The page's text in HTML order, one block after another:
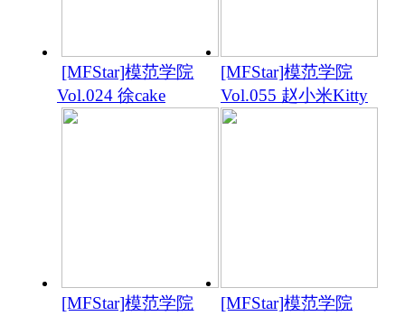
[MFStar]模范学院
Vol.024 徐cake
[MFStar]模范学院
Vol.055 赵小米Kitty
[MFStar]模范学院
[MFStar]模范学院